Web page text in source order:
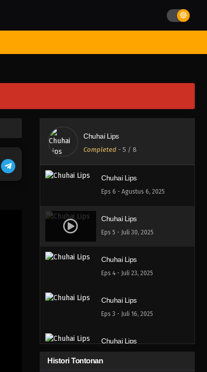
Chuhai Lips
Completed - 5 / 8
Eps 8 - Agustus 20, 2025
Chuhai Lips
Eps 7 - Agustus 13, 2025
Chuhai Lips
Eps 6 - Agustus 6, 2025
Chuhai Lips
Eps 5 - Juli 30, 2025
Chuhai Lips
Eps 4 - Juli 23, 2025
Chuhai Lips
Eps 3 - Juli 16, 2025
Chuhai Lips
Histori Tontonan